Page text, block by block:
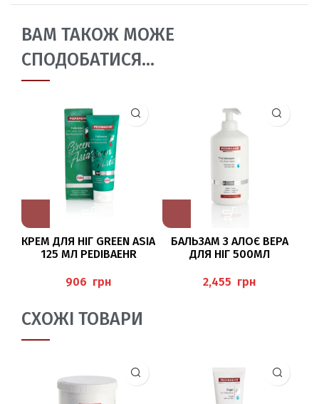
ВАМ ТАКОЖ МОЖЕ
СПОДОБАТИСЯ…
КРЕМ ДЛЯ НІГ GREEN ASIA
125 МЛ PEDIBAEHR
грн
БАЛЬЗАМ З АЛОЄ ВЕРА
ДЛЯ НІГ 500МЛ
PEDIBAEHR
грн
СХОЖІ ТОВАРИ